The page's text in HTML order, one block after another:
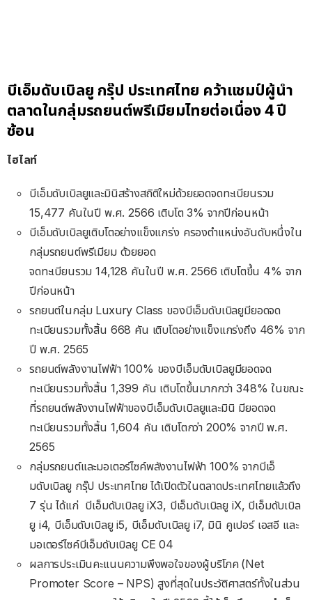
บีเอ็มดับเบิลยู กรุ๊ป ประเทศไทย คว้าแชมป์ผู้นำ
ตลาดในกลุ่มรถยนต์พรีเมียมไทยต่อเนื่อง 4 ปี
ซ้อน
ไฮไลท์
บีเอ็มดับเบิลยูและมินิสร้างสถิติใหม่ด้วยยอดจดทะเบียนรวม
15,477 คันในปี พ.ศ. 2566 เติบโต 3% จากปีก่อนหน้า
บีเอ็มดับเบิลยูเติบโตอย่างแข็งแกร่ง ครองตำแหน่งอันดับหนึ่งใน
กลุ่มรถยนต์พรีเมียม ด้วยยอด
จดทะเบียนรวม 14,128 คันในปี พ.ศ. 2566 เติบโตขึ้น 4% จาก
ปีก่อนหน้า
รถยนต์ในกลุ่ม Luxury Class ของบีเอ็มดับเบิลยูมียอดจด
ทะเบียนรวมทั้งสิ้น 668 คัน เติบโตอย่างแข็งแกร่งถึง 46% จาก
ปี พ.ศ. 2565
รถยนต์พลังงานไฟฟ้า 100% ของบีเอ็มดับเบิลยูมียอดจด
ทะเบียนรวมทั้งสิ้น 1,399 คัน เติบโตขึ้นมากกว่า 348% ในขณะ
ที่รถยนต์พลังงานไฟฟ้าของบีเอ็มดับเบิลยูและมินิ มียอดจด
ทะเบียนรวมทั้งสิ้น 1,604 คัน เติบโตกว่า 200% จากปี พ.ศ.
2565
กลุ่มรถยนต์และมอเตอร์ไซค์พลังงานไฟฟ้า 100% จากบีเอ็
มดับเบิลยู กรุ๊ป ประเทศไทย ได้เปิดตัวในตลาดประเทศไทยแล้วถึง
7 รุ่น ได้แก่ บีเอ็มดับเบิลยู iX3, บีเอ็มดับเบิลยู iX, บีเอ็มดับเบิล
ยู i4, บีเอ็มดับเบิลยู i5, บีเอ็มดับเบิลยู i7, มินิ คูเปอร์ เอสอี และ
มอเตอร์ไซค์บีเอ็มดับเบิลยู CE 04
ผลการประเมินคะแนนความพึงพอใจของผู้บริโภค (Net
Promoter Score – NPS) สูงที่สุดในประวัติศาสตร์ทั้งในส่วน